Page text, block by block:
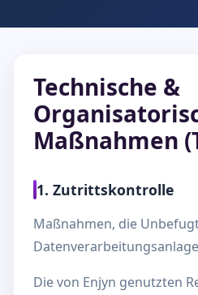
Technische &
Maßnahmen
1. Zutrittskontrolle
Maßnahmen, die
Die von Enjyn genutzten